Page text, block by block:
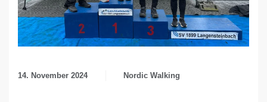
14. November 2024 Nordic Walking